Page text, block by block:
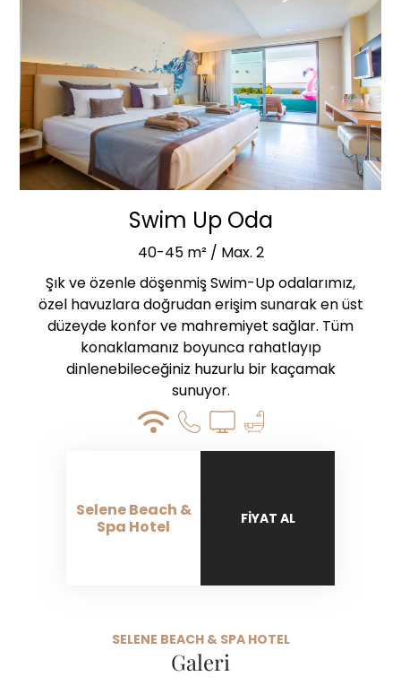
Swim Up Oda
40-45 m² / Max. 2
Şık ve özenle döşenmiş Swim-Up odalarımız,
özel havuzlara doğrudan erişim sunarak en üst
düzeyde konfor ve mahremiyet sağlar. Tüm
konaklamanız boyunca rahatlayıp
dinlenebileceğiniz huzurlu bir kaçamak
sunuyor.
Selene Beach &
Spa Hotel
FIYAT AL
SELENE BEACH & SPA HOTEL
Galeri